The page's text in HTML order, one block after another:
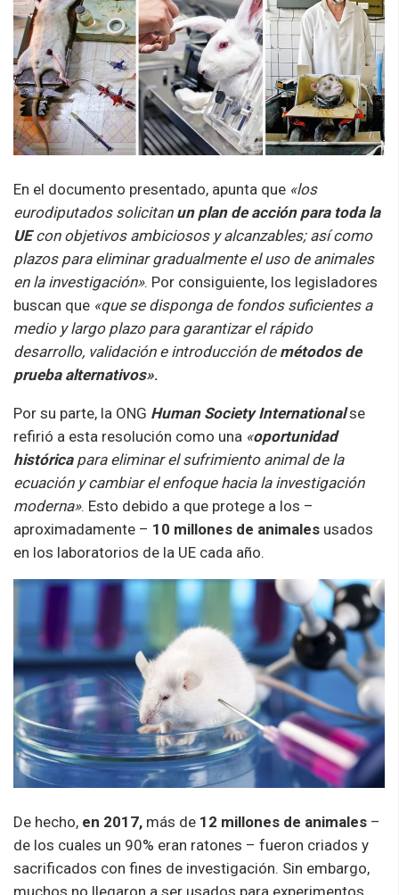
En el documento presentado, apunta que «los
eurodiputados solicitan un plan de acción para toda la
UEcon objetivos ambiciosos y alcanzables; así como
plazos para eliminar gradualmente el uso de animales
en la investigación». Por consiguiente, los legisladores
buscan que «que se disponga de fondos suficientes a
medio y largo plazo para garantizar el rápido
desarrollo, validación e introducción de métodos de
prueba alternativos».
Por su parte, la ONG Human Society International se
refirió a esta resolución como una «oportunidad
históricapara eliminar el sufrimiento animal de la
ecuación y cambiar el enfoque hacia la investigación
moderna». Esto debido a que protege a los –
aproximadamente – 10 millones de animales usados
en los laboratorios de la UE cada año.
De hecho, en 2017, más de 12 millones de animales –
de los cuales un 90% eran ratones – fueron criados y
sacrificados con fines de investigación. Sin embargo,